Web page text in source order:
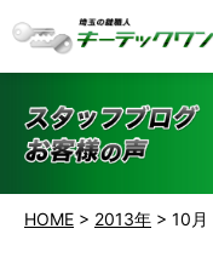
HOME > 2013年 > 10月